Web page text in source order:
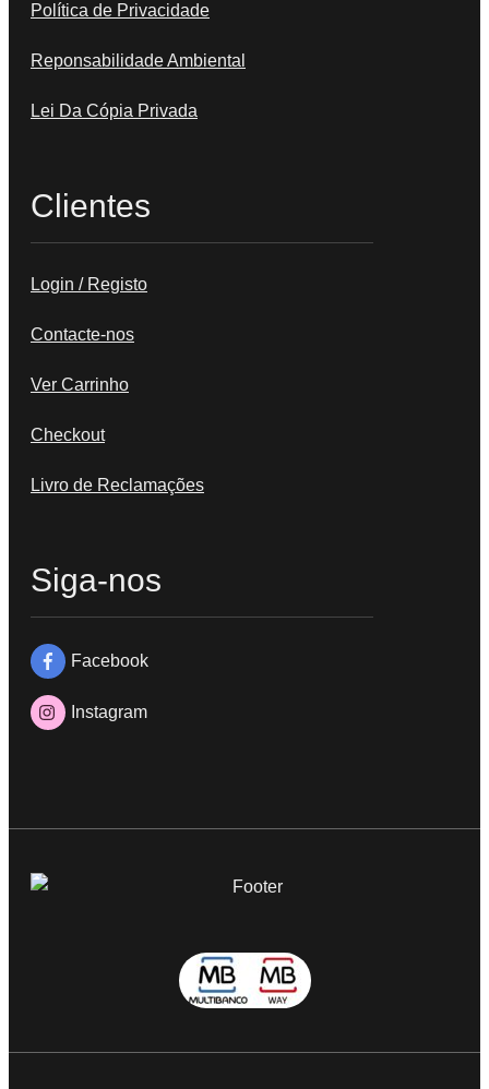
Política de Privacidade
Reponsabilidade Ambiental
Lei Da Cópia Privada
Clientes
Login / Registo
Contacte-nos
Ver Carrinho
Checkout
Livro de Reclamações
Siga-nos
Facebook
Instagram